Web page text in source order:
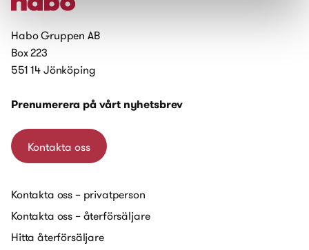
Habo Gruppen AB
Box 223
551 14 Jönköping
Prenumerera på vårt nyhetsbrev
Kontakta oss
Kontakta oss – privatperson
Kontakta oss – återförsäljare
Hitta återförsäljare